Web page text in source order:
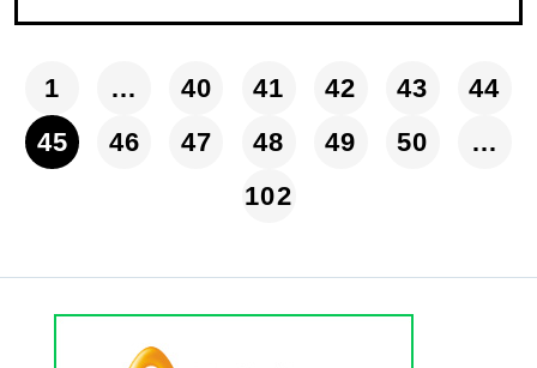
1 … 40 41 42 43
44
45
46 47 48 49 50
…
102